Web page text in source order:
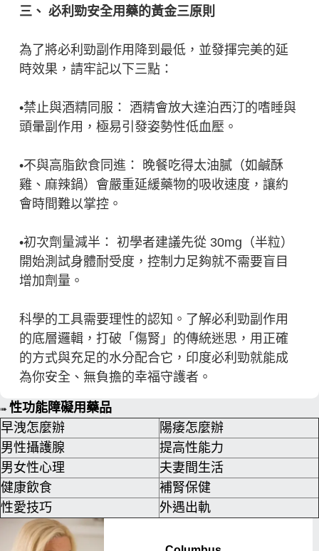
三、 必利勁安全用藥的黃金三原則
為了將必利勁副作用降到最低，並發揮完美的延
時效果，請牢記以下三點：
•禁止與酒精同服： 酒精會放大達泊西汀的嗜睡與
頭暈副作用，極易引發姿勢性低血壓。
•不與高脂飲食同進： 晚餐吃得太油膩（如鹹酥
雞、麻辣鍋）會嚴重延緩藥物的吸收速度，讓約
會時間難以掌控。
•初次劑量減半： 初學者建議先從 30mg（半粒）
開始測試身體耐受度，控制力足夠就不需要盲目
增加劑量。
科學的工具需要理性的認知。了解必利勁副作用
的底層邏輯，打破「傷腎」的傳統迷思，用正確
的方式與充足的水分配合它，印度必利勁就能成
為你安全、無負擔的幸福守護者。
➠ 性功能障礙用藥品
早洩怎麼辦
陽痿怎麼辦
男性攝護腺
提高性能力
男女性心理
夫妻間生活
健康飲食
補腎保健
性愛技巧
外遇出軌